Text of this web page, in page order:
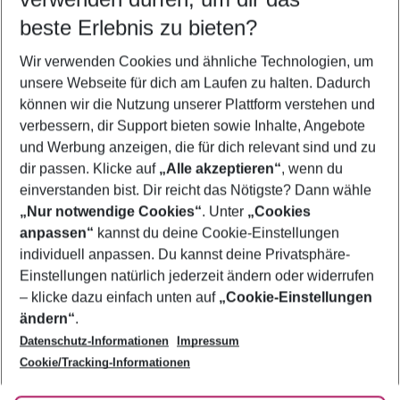
5-8 Nächte
2 Erwachsene Keine Kinder
Mehr Filter anzeigen
Footer
Footer navigation
Über uns
AGB
Bestpreisgarantie
Cookie-Einstellungen ändern
Cookie-Richtlinie
Agenturbetreuung
Barrierefreies Reisen
Folge uns
beste Erlebnis zu bieten?
Wir verwenden Cookies und ähnliche Technologien, um
unsere Webseite für dich am Laufen zu halten. Dadurch
können wir die Nutzung unserer Plattform verstehen und
verbessern, dir Support bieten sowie Inhalte, Angebote
und Werbung anzeigen, die für dich relevant sind und zu
dir passen. Klicke auf „Alle akzeptieren“, wenn du
einverstanden bist. Dir reicht das Nötigste? Dann wähle
„Nur notwendige Cookies“. Unter „Cookies
anpassen“ kannst du deine Cookie-Einstellungen
individuell anpassen. Du kannst deine Privatsphäre-
Einstellungen natürlich jederzeit ändern oder widerrufen
– klicke dazu einfach unten auf „Cookie-Einstellungen
ändern“.
Datenschutz-Informationen
Impressum
Cookie/Tracking-Informationen